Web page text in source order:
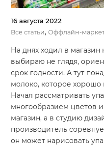
16 августа 2022
Все статьи,Оффлайн-
На днях ходил в
выбираю не глядя,
срок годности. А тут
молоко, которое хорошо
Начал рассматривать
многообразием цветов
магазин, а в студию
производитель
он может нарисовать